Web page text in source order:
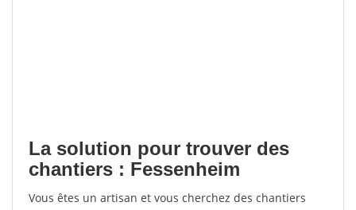
La solution pour trouver des
chantiers : Fessenheim
Vous êtes un artisan et vous cherchez des chantiers